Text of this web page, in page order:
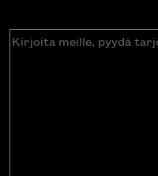
Kirjoita